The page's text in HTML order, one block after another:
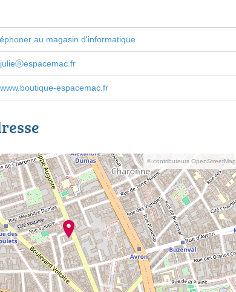
au magasin d'informatique
julieⓐespacemac.fr
www.boutique-espacemac.fr
© contributeurs OpenStreetMap